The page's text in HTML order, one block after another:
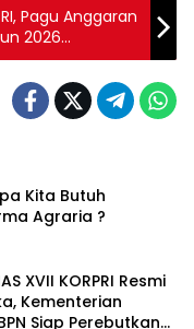
Pagu Anggaran
2026
Kita Butuh
Agraria ?
XVII KORPRI Resmi
Kementerian
Siap Perebutkan